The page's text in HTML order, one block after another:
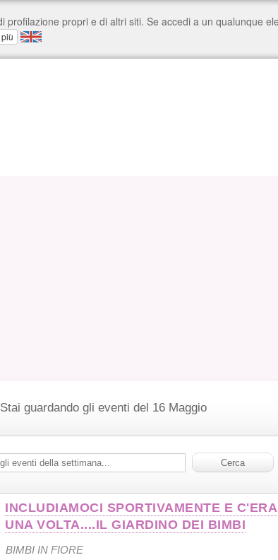
Stai guardando gli eventi del 16 Maggio
INCLUDIAMOCI SPORTIVAMENTE E C'ERA
UNA VOLTA....IL GIARDINO DEI BIMBI
BIMBI IN FIORE